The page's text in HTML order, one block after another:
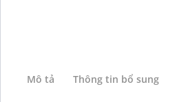
Mô tả Thông tin bổ sung